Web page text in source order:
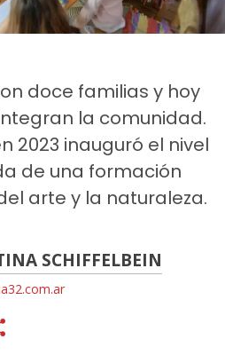
doce familias y hoy
la comunidad.
2023 inauguró el nivel
de una formación
arte y la naturaleza.
SCHIFFELBEIN